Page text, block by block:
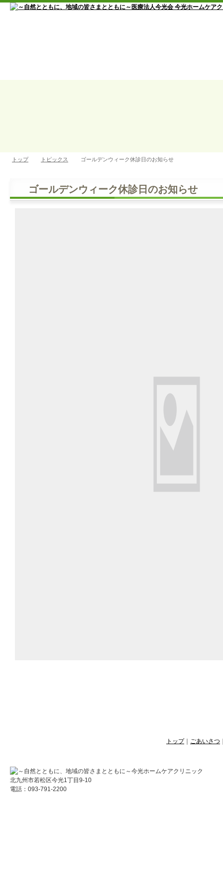
トップ トピックス ゴールデンウィーク休診日のお知らせ
ゴールデンウィーク休診日のお知らせ
トップ｜ ごあいさつ
北九州市若松区今光1丁目9-10
電話：093-791-2200